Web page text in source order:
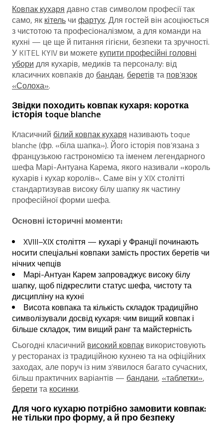
Ковпак кухаря давно став символом професії так
само, як кітель чи фартух. Для гостей він асоціюється
з чистотою та професіоналізмом, а для команди на
кухні — це ще й питання гігієни, безпеки та зручності.
У KITEL KYIV ви можете купити професійні головні
убори для кухарів, медиків та персоналу: від
класичних ковпаків до бандан, беретів та пов’язок
«Солоха».
Звідки походить ковпак кухаря: коротка
історія toque blanche
Класичний білий ковпак кухаря називають toque
blanche (фр. «біла шапка»). Його історія пов’язана з
французькою гастрономією та іменем легендарного
шефа Марі-Антуана Карема, якого називали «король
кухарів і кухар королів». Саме він у XIX столітті
стандартизував високу білу шапку як частину
професійної форми шефа.
Основні історичні моменти:
XVIII–XIX століття — кухарі у Франції починають
носити спеціальні ковпаки замість простих беретів чи
нічних чепців
Марі-Антуан Карем запроваджує високу білу
шапку, щоб підкреслити статус шефа, чистоту та
дисципліну на кухні
Висота ковпака та кількість складок традиційно
символізували досвід кухаря: чим вищий ковпак і
більше складок, тим вищий ранг та майстерність
Сьогодні класичний високий ковпак використовують
у ресторанах із традиційною кухнею та на офіційних
заходах, але поруч із ним з’явилося багато сучасних,
більш практичних варіантів — бандани, «таблетки»,
берети та косинки.
Для чого кухарю потрібно замовити ковпак:
не тільки про форму, а й про безпеку